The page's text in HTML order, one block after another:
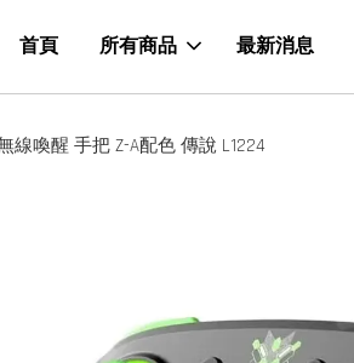
首頁 所有商品 最新消息
線喚醒 手把 Z-A配色 傳說 L1224